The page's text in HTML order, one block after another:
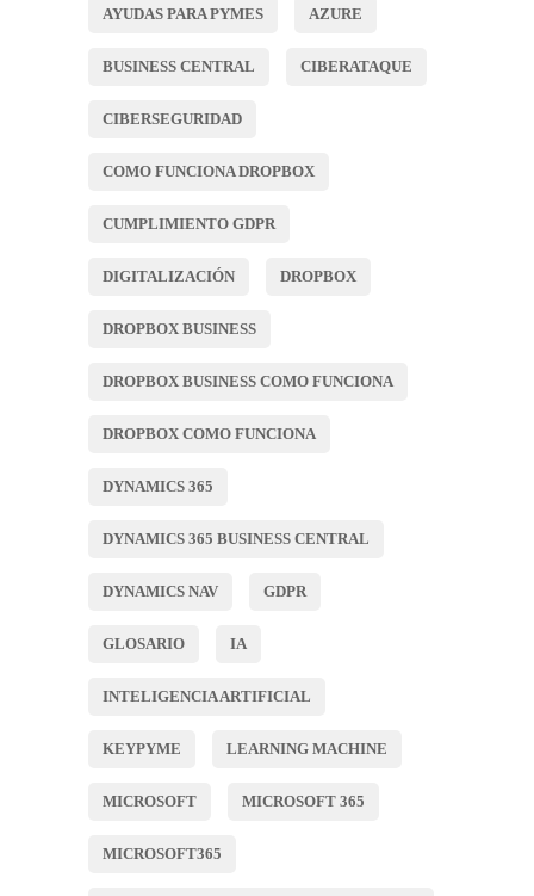
AYUDAS PARA PYMES AZURE
BUSINESS CENTRAL CIBERATAQUE
CIBERSEGURIDAD
COMO FUNCIONA DROPBOX
CUMPLIMIENTO GDPR
DIGITALIZACIÓN DROPBOX
DROPBOX BUSINESS
DROPBOX BUSINESS COMO FUNCIONA
DROPBOX COMO FUNCIONA
DYNAMICS 365
DYNAMICS 365 BUSINESS CENTRAL
DYNAMICS NAV GDPR
GLOSARIO IA
INTELIGENCIA ARTIFICIAL
KEYPYME LEARNING MACHINE
MICROSOFT MICROSOFT 365
MICROSOFT365